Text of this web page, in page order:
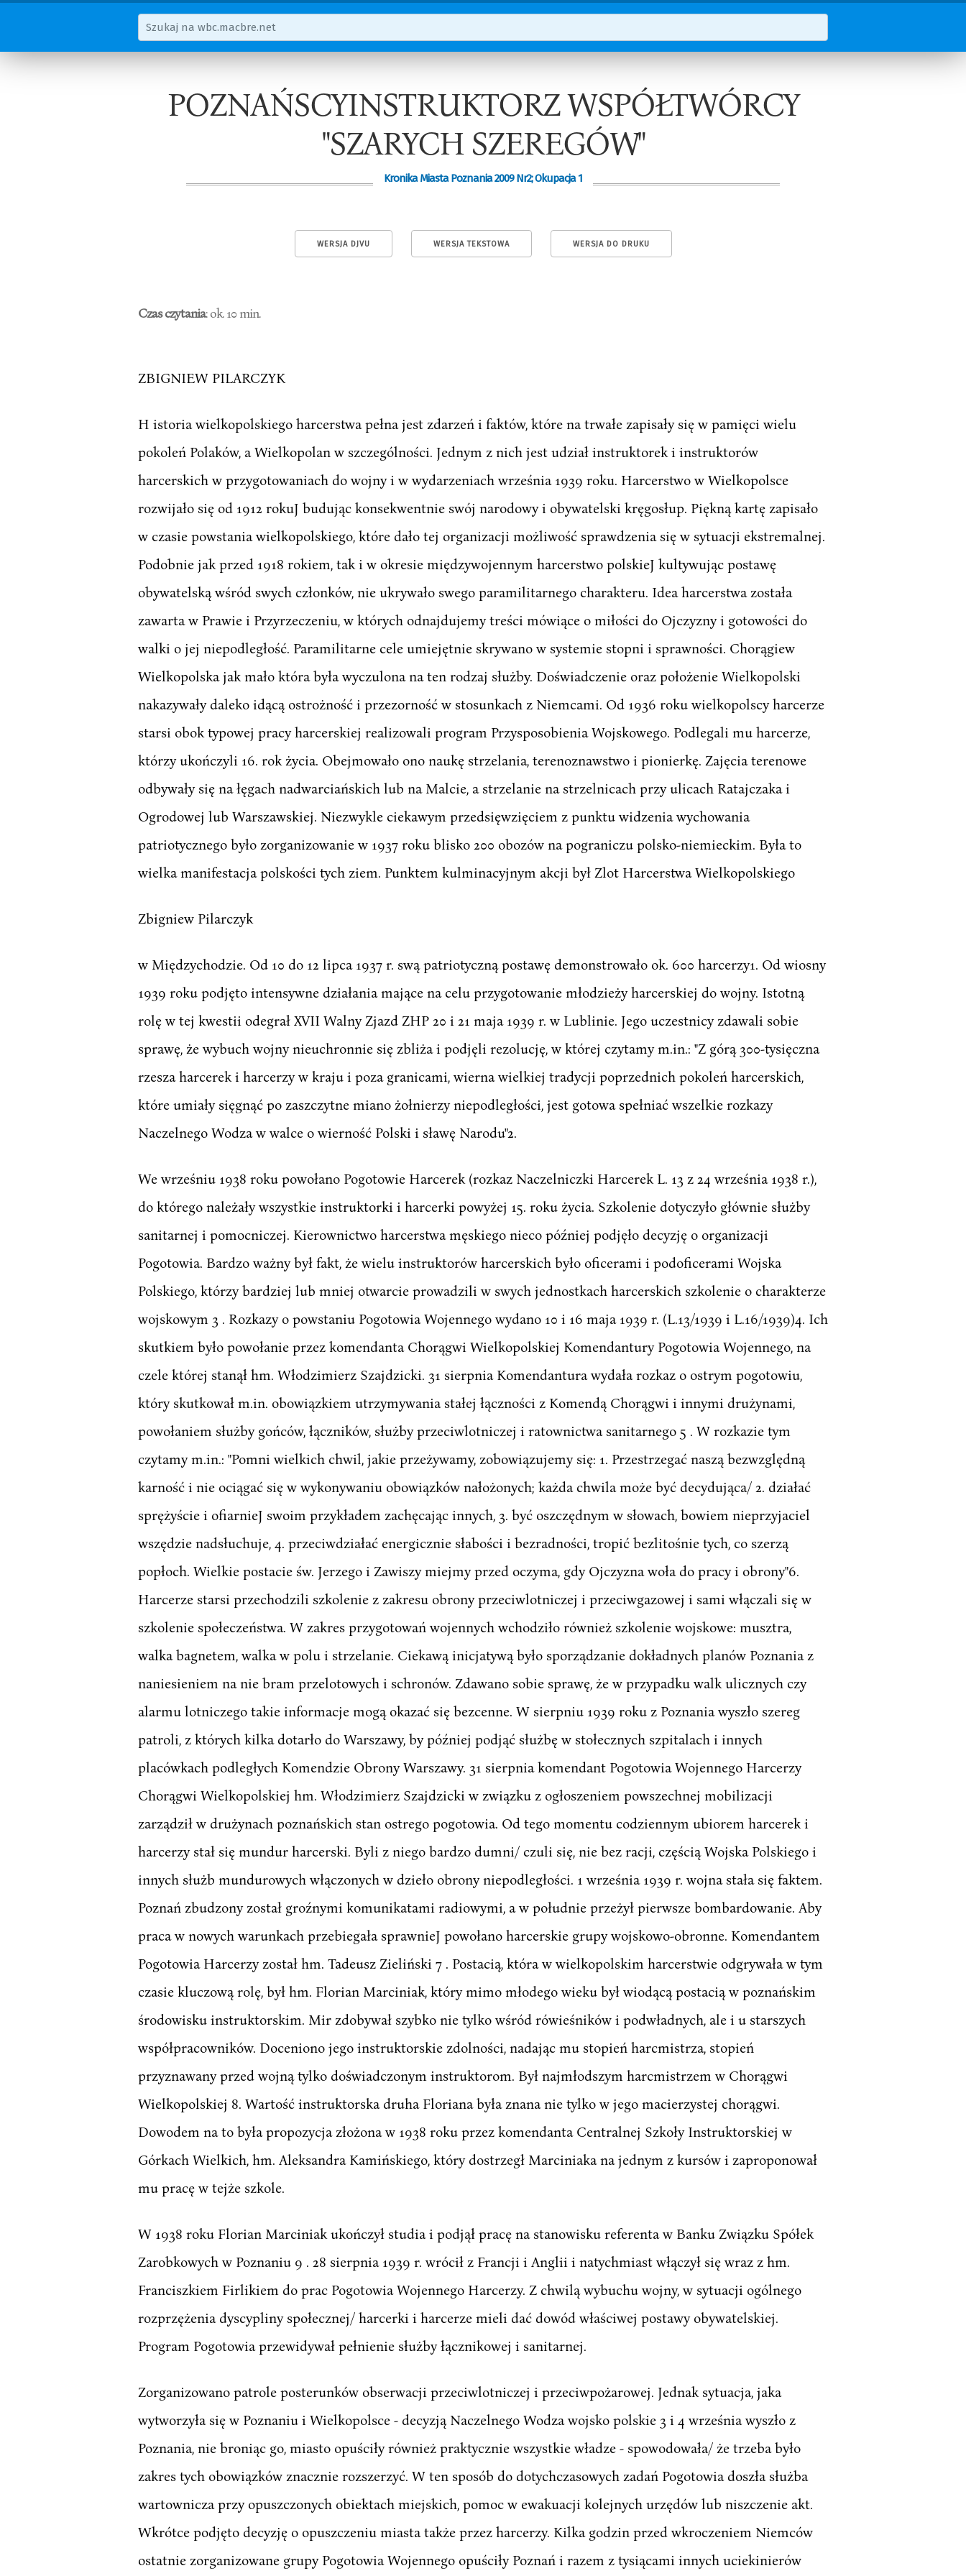
POZNAŃSCYINSTRUKTORZ WSPÓŁTWÓRCY
"SZARYCH SZEREGÓW"
Kronika Miasta Poznania 2009 Nr2; Okupacja 1
WERSJA DJVU WERSJA TEKSTOWA WERSJA DO DRUKU
Czas czytania: ok. 10 min.
ZBIGNIEW PILARCZYK
H istoria wielkopolskiego harcerstwa pełna jest zdarzeń i faktów, które na trwałe zapisały się w pamięci wielu
pokoleń Polaków, a Wielkopolan w szczególności. Jednym z nich jest udział instruktorek i instruktorów
harcerskich w przygotowaniach do wojny i w wydarzeniach września 1939 roku. Harcerstwo w Wielkopolsce
rozwijało się od 1912 rokuJ budując konsekwentnie swój narodowy i obywatelski kręgosłup. Piękną kartę zapisało
w czasie powstania wielkopolskiego, które dało tej organizacji możliwość sprawdzenia się w sytuacji ekstremalnej.
Podobnie jak przed 1918 rokiem, tak i w okresie międzywojennym harcerstwo polskieJ kultywując postawę
obywatelską wśród swych członków, nie ukrywało swego paramilitarnego charakteru. Idea harcerstwa została
zawarta w Prawie i Przyrzeczeniu, w których odnajdujemy treści mówiące o miłości do Ojczyzny i gotowości do
walki o jej niepodległość. Paramilitarne cele umiejętnie skrywano w systemie stopni i sprawności. Chorągiew
Wielkopolska jak mało która była wyczulona na ten rodzaj służby. Doświadczenie oraz położenie Wielkopolski
nakazywały daleko idącą ostrożność i przezorność w stosunkach z Niemcami. Od 1936 roku wielkopolscy harcerze
starsi obok typowej pracy harcerskiej realizowali program Przysposobienia Wojskowego. Podlegali mu harcerze,
którzy ukończyli 16. rok życia. Obejmowało ono naukę strzelania, terenoznawstwo i pionierkę. Zajęcia terenowe
odbywały się na łęgach nadwarciańskich lub na Malcie, a strzelanie na strzelnicach przy ulicach Ratajczaka i
Ogrodowej lub Warszawskiej. Niezwykle ciekawym przedsięwzięciem z punktu widzenia wychowania
patriotycznego było zorganizowanie w 1937 roku blisko 200 obozów na pograniczu polsko-niemieckim. Była to
wielka manifestacja polskości tych ziem. Punktem kulminacyjnym akcji był Zlot Harcerstwa Wielkopolskiego
Zbigniew Pilarczyk
w Międzychodzie. Od 10 do 12 lipca 1937 r. swą patriotyczną postawę demonstrowało ok. 600 harcerzy1. Od wiosny
1939 roku podjęto intensywne działania mające na celu przygotowanie młodzieży harcerskiej do wojny. Istotną
rolę w tej kwestii odegrał XVII Walny Zjazd ZHP 20 i 21 maja 1939 r. w Lublinie. Jego uczestnicy zdawali sobie
sprawę, że wybuch wojny nieuchronnie się zbliża i podjęli rezolucję, w której czytamy m.in.: "Z górą 300-tysięczna
rzesza harcerek i harcerzy w kraju i poza granicami, wierna wielkiej tradycji poprzednich pokoleń harcerskich,
które umiały sięgnąć po zaszczytne miano żołnierzy niepodległości, jest gotowa spełniać wszelkie rozkazy
Naczelnego Wodza w walce o wierność Polski i sławę Narodu"2.
We wrześniu 1938 roku powołano Pogotowie Harcerek (rozkaz Naczelniczki Harcerek L. 13 z 24 września 1938 r.),
do którego należały wszystkie instruktorki i harcerki powyżej 15. roku życia. Szkolenie dotyczyło głównie służby
sanitarnej i pomocniczej. Kierownictwo harcerstwa męskiego nieco później podjęło decyzję o organizacji
Pogotowia. Bardzo ważny był fakt, że wielu instruktorów harcerskich było oficerami i podoficerami Wojska
Polskiego, którzy bardziej lub mniej otwarcie prowadzili w swych jednostkach harcerskich szkolenie o charakterze
wojskowym 3 . Rozkazy o powstaniu Pogotowia Wojennego wydano 10 i 16 maja 1939 r. (L.13/1939 i L.16/1939)4. Ich
skutkiem było powołanie przez komendanta Chorągwi Wielkopolskiej Komendantury Pogotowia Wojennego, na
czele której stanął hm. Włodzimierz Szajdzicki. 31 sierpnia Komendantura wydała rozkaz o ostrym pogotowiu,
który skutkował m.in. obowiązkiem utrzymywania stałej łączności z Komendą Chorągwi i innymi drużynami,
powołaniem służby gońców, łączników, służby przeciwlotniczej i ratownictwa sanitarnego 5 . W rozkazie tym
czytamy m.in.: "Pomni wielkich chwil, jakie przeżywamy, zobowiązujemy się: 1. Przestrzegać naszą bezwzględną
karność i nie ociągać się w wykonywaniu obowiązków nałożonych; każda chwila może być decydująca/ 2. działać
sprężyście i ofiarnieJ swoim przykładem zachęcając innych, 3. być oszczędnym w słowach, bowiem nieprzyjaciel
wszędzie nadsłuchuje, 4. przeciwdziałać energicznie słabości i bezradności, tropić bezlitośnie tych, co szerzą
popłoch. Wielkie postacie św. Jerzego i Zawiszy miejmy przed oczyma, gdy Ojczyzna woła do pracy i obrony"6.
Harcerze starsi przechodzili szkolenie z zakresu obrony przeciwlotniczej i przeciwgazowej i sami włączali się w
szkolenie społeczeństwa. W zakres przygotowań wojennych wchodziło również szkolenie wojskowe: musztra,
walka bagnetem, walka w polu i strzelanie. Ciekawą inicjatywą było sporządzanie dokładnych planów Poznania z
naniesieniem na nie bram przelotowych i schronów. Zdawano sobie sprawę, że w przypadku walk ulicznych czy
alarmu lotniczego takie informacje mogą okazać się bezcenne. W sierpniu 1939 roku z Poznania wyszło szereg
patroli, z których kilka dotarło do Warszawy, by później podjąć służbę w stołecznych szpitalach i innych
placówkach podległych Komendzie Obrony Warszawy. 31 sierpnia komendant Pogotowia Wojennego Harcerzy
Chorągwi Wielkopolskiej hm. Włodzimierz Szajdzicki w związku z ogłoszeniem powszechnej mobilizacji
zarządził w drużynach poznańskich stan ostrego pogotowia. Od tego momentu codziennym ubiorem harcerek i
harcerzy stał się mundur harcerski. Byli z niego bardzo dumni/ czuli się, nie bez racji, częścią Wojska Polskiego i
innych służb mundurowych włączonych w dzieło obrony niepodległości. 1 września 1939 r. wojna stała się faktem.
Poznań zbudzony został groźnymi komunikatami radiowymi, a w południe przeżył pierwsze bombardowanie. Aby
praca w nowych warunkach przebiegała sprawnieJ powołano harcerskie grupy wojskowo-obronne. Komendantem
Pogotowia Harcerzy został hm. Tadeusz Zieliński 7 . Postacią, która w wielkopolskim harcerstwie odgrywała w tym
czasie kluczową rolę, był hm. Florian Marciniak, który mimo młodego wieku był wiodącą postacią w poznańskim
środowisku instruktorskim. Mir zdobywał szybko nie tylko wśród rówieśników i podwładnych, ale i u starszych
współpracowników. Doceniono jego instruktorskie zdolności, nadając mu stopień harcmistrza, stopień
przyznawany przed wojną tylko doświadczonym instruktorom. Był najmłodszym harcmistrzem w Chorągwi
Wielkopolskiej 8. Wartość instruktorska druha Floriana była znana nie tylko w jego macierzystej chorągwi.
Dowodem na to była propozycja złożona w 1938 roku przez komendanta Centralnej Szkoły Instruktorskiej w
Górkach Wielkich, hm. Aleksandra Kamińskiego, który dostrzegł Marciniaka na jednym z kursów i zaproponował
mu pracę w tejże szkole.
W 1938 roku Florian Marciniak ukończył studia i podjął pracę na stanowisku referenta w Banku Związku Spółek
Zarobkowych w Poznaniu 9 . 28 sierpnia 1939 r. wrócił z Francji i Anglii i natychmiast włączył się wraz z hm.
Franciszkiem Firlikiem do prac Pogotowia Wojennego Harcerzy. Z chwilą wybuchu wojny, w sytuacji ogólnego
rozprzężenia dyscypliny społecznej/ harcerki i harcerze mieli dać dowód właściwej postawy obywatelskiej.
Program Pogotowia przewidywał pełnienie służby łącznikowej i sanitarnej.
Zorganizowano patrole posterunków obserwacji przeciwlotniczej i przeciwpożarowej. Jednak sytuacja, jaka
wytworzyła się w Poznaniu i Wielkopolsce - decyzją Naczelnego Wodza wojsko polskie 3 i 4 września wyszło z
Poznania, nie broniąc go, miasto opuściły również praktycznie wszystkie władze - spowodowała/ że trzeba było
zakres tych obowiązków znacznie rozszerzyć. W ten sposób do dotychczasowych zadań Pogotowia doszła służba
wartownicza przy opuszczonych obiektach miejskich, pomoc w ewakuacji kolejnych urzędów lub niszczenie akt.
Wkrótce podjęto decyzję o opuszczeniu miasta także przez harcerzy. Kilka godzin przed wkroczeniem Niemców
ostatnie zorganizowane grupy Pogotowia Wojennego opuściły Poznań i razem z tysiącami innych uciekinierów